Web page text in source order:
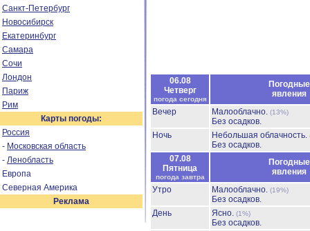
Санкт-Петербург
Новосибирск
Екатеринбург
Самара
Сочи
Лондон
Париж
Рим
Карты погоды:
Россия
- Московская область
- Ленобласть
Европа
Северная Америка
Реклама
06.08
Четверг
погода сегодня
Погодные
явления
Вечер
Малооблачно. (13%)
Без осадков.
Ночь
Небольшая облачность.
Без осадков.
07.08
Пятница
погода завтра
Погодные
явления
Утро
Малооблачно. (19%)
Без осадков.
День
Ясно. (1%)
Без осадков.